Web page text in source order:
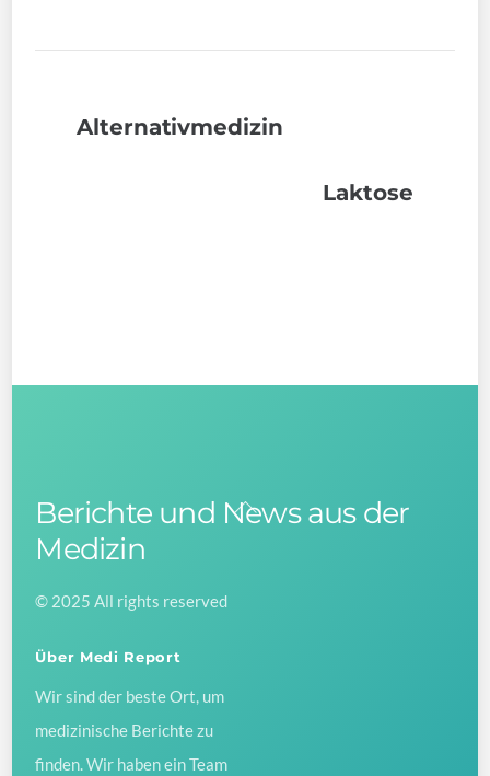
Alternativmedizin
Laktose
Back
Berichte und News aus der
Medizin
© 2025 All rights reserved
Über Medi Report
Wir sind der beste Ort, um
medizinische Berichte zu
finden. Wir haben ein Team